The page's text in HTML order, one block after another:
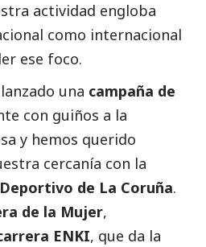
actividad engloba
como internacional
ese foco.
una campaña de
con guiños a la
y hemos querido
cercanía con la
Deportivo de La Coruña.
de la Mujer,
ENKI, que da la